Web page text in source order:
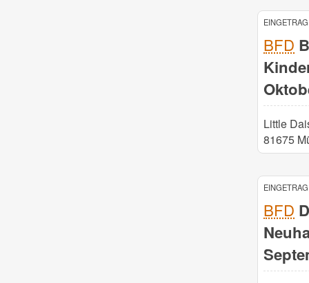
BFD
Little
81675
BFD